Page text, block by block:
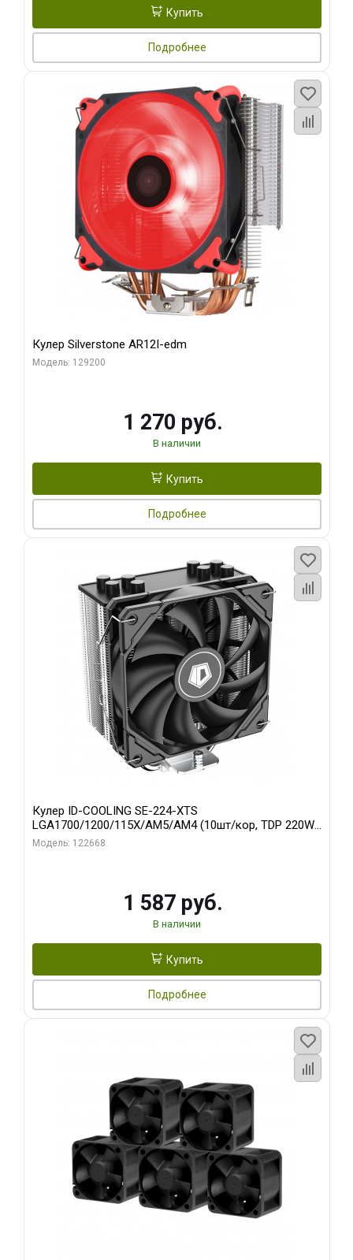
Купить
Подробнее
Кулер Silverstone AR12I-edm
Модель: 129200
1 270 руб.
В наличии
Купить
Подробнее
Кулер ID-COOLING SE-224-XTS
LGA1700/1200/115X/AM5/AM4 (10шт/кор, TDP 220W,
PWM, 4 тепл.трубки прямого контакта, FAN 120mm)
Модель: 122668
1 587 руб.
В наличии
Купить
Подробнее